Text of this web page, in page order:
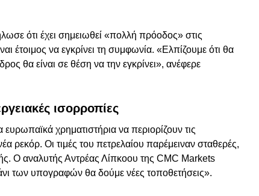
ότι έχει σημειωθεί «πολλή πρόοδος» στις
έτοιμος να εγκρίνει τη συμφωνία. «Ελπίζουμε ότι θα
θα είναι σε θέση να την εγκρίνει», ανέφερε
ισορροπίες
χρηματιστήρια να περιορίζουν τις
ρεκόρ. Οι τιμές του πετρελαίου παρέμειναν σταθερές,
Ο αναλυτής Αντρέας Λίπκοου της CMC Markets
των υπογραφών θα δούμε νέες τοποθετήσεις».